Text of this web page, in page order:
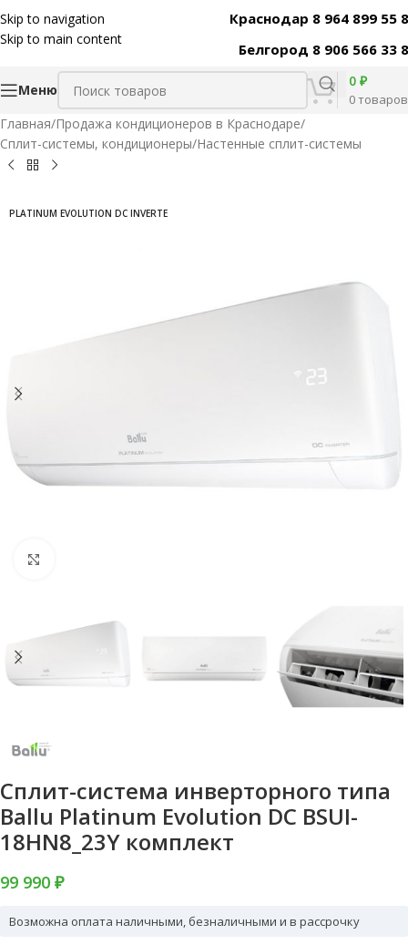
Skip to navigation
Skip to main content
Краснодар 8 964 899 55
Белгород 8 906 566 33
Меню
0товаров
0 ₽
Главная/Продажа кондиционеров в Краснодаре/
Сплит-системы, кондиционеры/Настенные сплит-системы
Код товара:47073
PLATINUM EVOLUTION DC INVERTE
Сплит-система инверторного типа
Ballu Platinum Evolution DC BSUI-
18HN8_23Y комплект
99 990 ₽
Возможна оплата наличными, безналичными и в рассрочку